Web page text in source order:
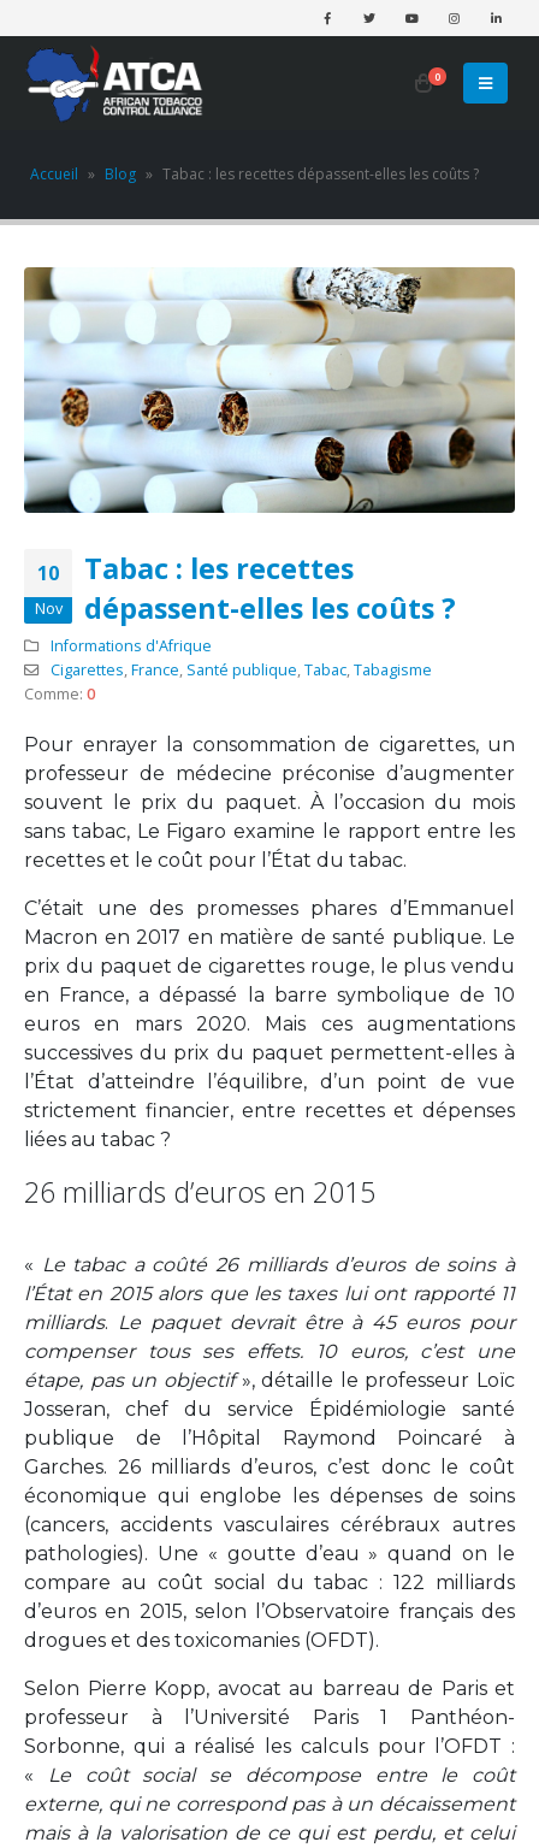
0
Accueil » Blog » Tabac : les recettes dépassent-elles les coûts ?
10
Nov
Tabac : les recettes
dépassent-elles les coûts ?
Informations d'Afrique
Cigarettes,France, Santé publique,Tabac,Tabagisme
Comme: 0
Pour enrayer la consommation de cigarettes, un
professeur de médecine préconise d’augmenter
souvent le prix du paquet. À l’occasion du mois
sans tabac, Le Figaro examine le rapport entre les
recettes et le coût pour l’État du tabac.
C’était une des promesses phares d’Emmanuel
Macron en 2017 en matière de santé publique. Le
prix du paquet de cigarettes rouge, le plus vendu
en France, a dépassé la barre symbolique de 10
euros en mars 2020. Mais ces augmentations
successives du prix du paquet permettent-elles à
l’État d’atteindre l’équilibre, d’un point de vue
strictement financier, entre recettes et dépenses
liées au tabac ?
26 milliards d’euros en 2015
« Le tabac a coûté 26 milliards d’euros de soins à
l’État en 2015 alors que les taxes lui ont rapporté 11
milliards. Le paquet devrait être à 45 euros pour
compenser tous ses effets. 10 euros, c’est une
étape, pas un objectif», détaille le professeur Loïc
Josseran, chef du service Épidémiologie santé
publique de l’Hôpital Raymond Poincaré à
Garches. 26 milliards d’euros, c’est donc le coût
économique qui englobe les dépenses de soins
(cancers, accidents vasculaires cérébraux autres
pathologies). Une « goutte d’eau » quand on le
compare au coût social du tabac : 122 milliards
d’euros en 2015, selon l’Observatoire français des
drogues et des toxicomanies (OFDT).
Selon Pierre Kopp, avocat au barreau de Paris et
professeur à l’Université Paris 1 Panthéon-
Sorbonne, qui a réalisé les calculs pour l’OFDT :
«
Le coût social se décompose entre le coût
externe, qui ne correspond pas à un décaissement
mais à la valorisation de ce qui est perdu, et celui